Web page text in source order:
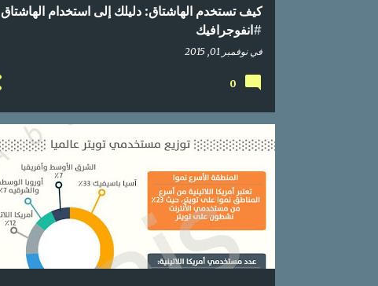
كيف تستخدم الهاشتاق: دليلك إلى استخدام الهاشتاق
#انفوجرافيك
فينوفمبر 01, 2015
0
إحصائيات اعلام اجتماعي انفوجرافيك تواصل اجتماعي
تويتر جوال دليل محتوى عربي موبايل